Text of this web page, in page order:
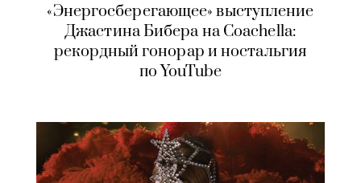
«Энергосберегающее» выступление
Джастина Бибера на Coachella:
рекордный гонорар и ностальгия
по YouTube